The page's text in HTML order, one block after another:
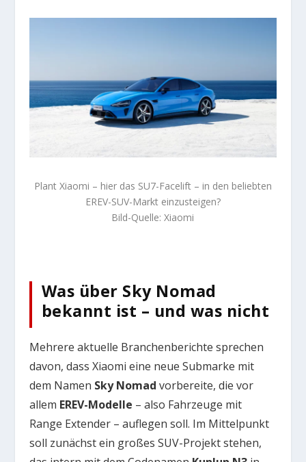
Plant Xiaomi – hier das SU7-Facelift – in den beliebten
EREV-SUV-Markt einzusteigen?
Bild-Quelle: Xiaomi
Was über Sky Nomad
bekannt ist – und was nicht
Mehrere aktuelle Branchenberichte sprechen
davon, dass Xiaomi eine neue Submarke mit
dem Namen Sky Nomad vorbereite, die vor
allem EREV-Modelle – also Fahrzeuge mit
Range Extender – auflegen soll. Im Mittelpunkt
soll zunächst ein großes SUV-Projekt stehen,